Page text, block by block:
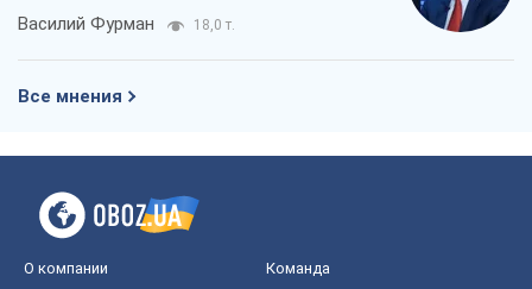
Василий Фурман 18,0 т.
Все мнения
О компании Команда